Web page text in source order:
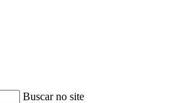
Buscar no site